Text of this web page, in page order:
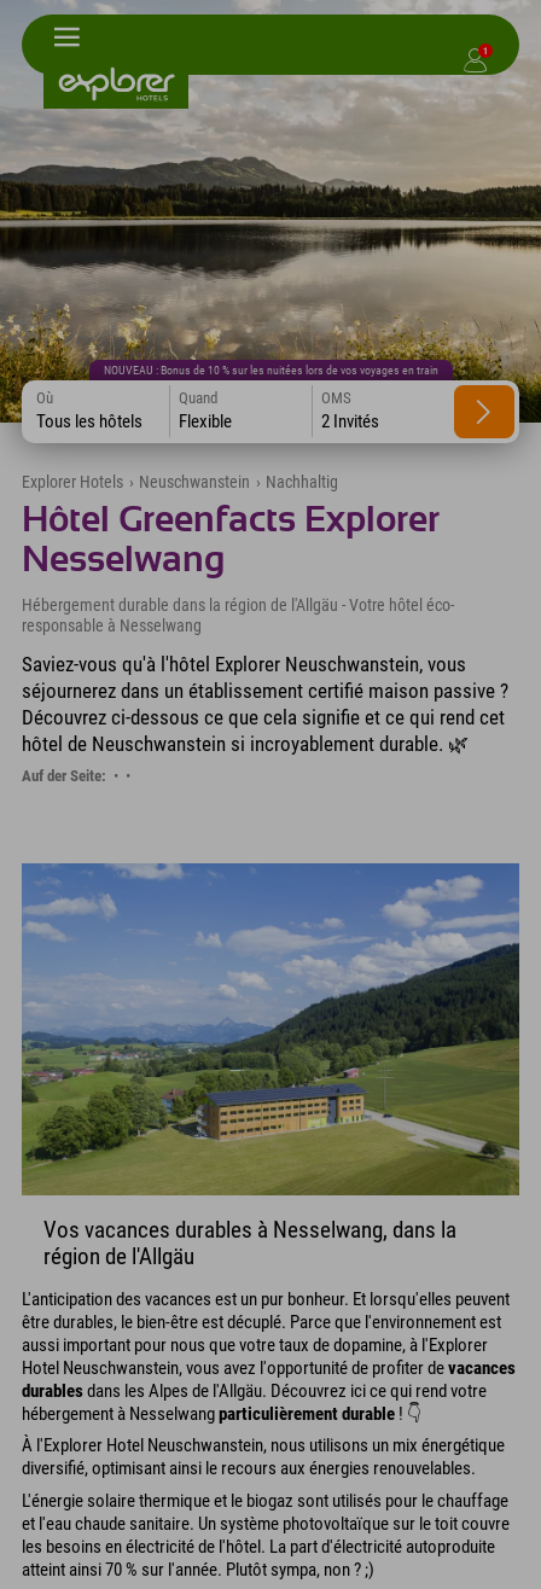
1
NOUVEAU : Bonus de 10 % sur les nuitées lors de vos voyages en train
Où
Tous les hôtels
Quand
Flexible
OMS
2 Invités
Explorer Hotels › Neuschwanstein › Nachhaltig
Hôtel Greenfacts Explorer
Nesselwang
Hébergement durable dans la région de l'Allgäu - Votre hôtel éco-
responsable à Nesselwang
Saviez-vous qu'à l'hôtel Explorer Neuschwanstein, vous
séjournerez dans un établissement certifié maison passive ?
Découvrez ci-dessous ce que cela signifie et ce qui rend cet
hôtel de Neuschwanstein si incroyablement durable. 🌿
Auf der Seite:
Vos vacances durables à Nesselwang, dans la
région de l'Allgäu
L'anticipation des vacances est un pur bonheur. Et lorsqu'elles peuvent
être durables, le bien-être est décuplé. Parce que l'environnement est
aussi important pour nous que votre taux de dopamine, à l'Explorer
Hotel Neuschwanstein, vous avez l'opportunité de profiter devacances
durablesdans les Alpes de l'Allgäu. Découvrez ici ce qui rend votre
hébergement à Nesselwangparticulièrement durable ! 👇
À l'Explorer Hotel Neuschwanstein, nous utilisons un mix énergétique
diversifié, optimisant ainsi le recours aux énergies renouvelables.
L'énergie solaire thermique et le biogaz sont utilisés pour le chauffage
et l'eau chaude sanitaire. Un système photovoltaïque sur le toit couvre
les besoins en électricité de l'hôtel. La part d'électricité autoproduite
atteint ainsi 70 % sur l'année. Plutôt sympa, non ? ;)